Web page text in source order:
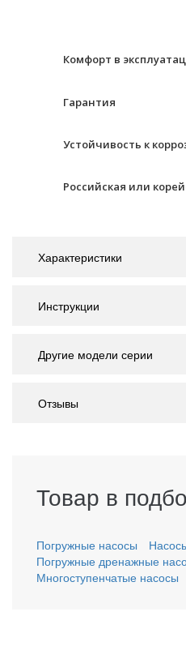
Комфорт в
Гарантия
Устойчивость к
Российская или
Характеристики
Инструкции
Другие модели серии
Отзывы
Товар в
Погружные насосы
Погружные дренажные
Многоступенчатые насосы